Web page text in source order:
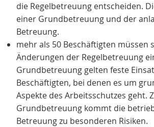
die Regelbetreuung entscheiden.
einer Grundbetreuung und der
Betreuung.
mehr als 50 Beschäftigten müssen
Änderungen der Regelbetreuung
Grundbetreuung gelten feste
Beschäftigten, bei denen es um
Aspekte des Arbeitsschutzes geht.
Grundbetreuung kommt die
Betreuung zu besonderen Risiken.